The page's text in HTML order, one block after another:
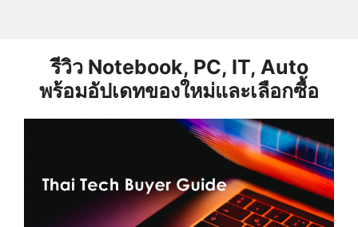
รีวิว Notebook, PC, IT, Auto
พร้อมอัปเดทของใหม่และเลือกซื้อ